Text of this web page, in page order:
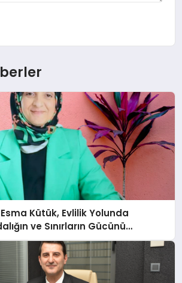
Esma Kütük, Evlilik Yolunda
ve Sınırların Gücünü